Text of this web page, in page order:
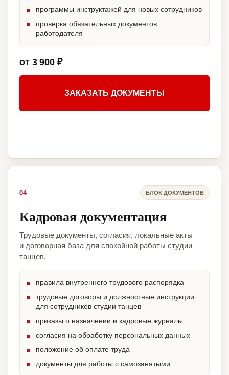
программы инструктажей для новых сотрудников
проверка обязательных документов
работодателя
от 3 900 ₽
ЗАКАЗАТЬ ДОКУМЕНТЫ
04 БЛОК ДОКУМЕНТОВ
Кадровая документация
Трудовые документы, согласия, локальные акты
и договорная база для спокойной работы студии
танцев.
правила внутреннего трудового распорядка
трудовые договоры и должностные инструкции
для сотрудников студии танцев
приказы о назначении и кадровые журналы
согласия на обработку персональных данных
положение об оплате труда
документы для работы с самозанятыми